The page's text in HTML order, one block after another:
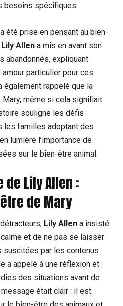
besoins spécifiques.
été prise en pensant au bien-
Lily Allen a mis en avant son
abandonnés, expliquant
amour particulier pour ces
également rappelé que la
même si cela signifiait
souligne les défis
les familles adoptant des
lumière l’importance de
sur le bien-être animal.
de Lily Allen :
de Mary
Lily Allen a insisté
et de ne pas se laisser
suscitées par les contenus
a appelé à une réflexion et
des situations avant de
était clair : il est